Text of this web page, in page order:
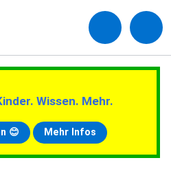
Wissen. Mehr.
😊 Mehr Infos